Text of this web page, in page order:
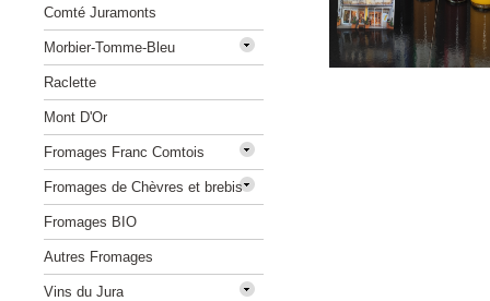
Comté Juramonts
Morbier-Tomme-Bleu
Raclette
Mont D'Or
Fromages Franc Comtois
Fromages de Chèvres et brebis
Fromages BIO
Autres Fromages
Vins du Jura